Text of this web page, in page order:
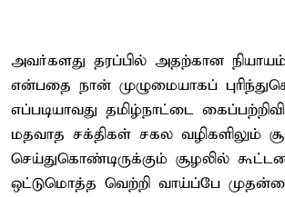
அவர்களது தரப்பில் அதற்கான நியாயம்
என்பதை நான் முழுமையாகப்
எப்படியாவது தமிழ்நாட்டை
மதவாத சக்திகள் சகல வழிகளிலும்
செய்துகொண்டிருக்கும் சூழலில்
ஒட்டுமொத்த வெற்றி வாய்ப்பே